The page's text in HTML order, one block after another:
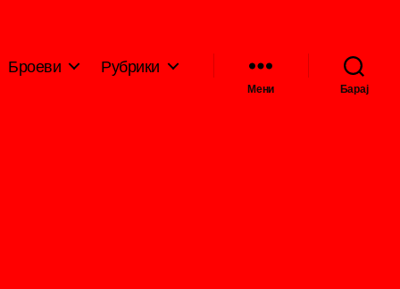
Броеви Рубрики
Мени Барај